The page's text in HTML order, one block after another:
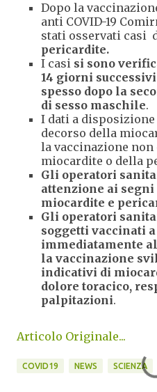
Dopo la
anti COVID-19
stati osservati casi
pericardite.
I casi si sono
14 giorni
spesso dopo la
di sesso maschile.
I dati a
decorso della
la vaccinazione
miocardite o della
Gli operatori
attenzione ai
miocardite e
Gli operatori
soggetti vaccinati
immediatamente
la vaccinazione
indicativi di
dolore toracico,
palpitazioni.
Articolo Originale...
COVID19 NEWS SCIENZA